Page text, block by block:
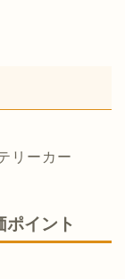
リーカー
ポイント